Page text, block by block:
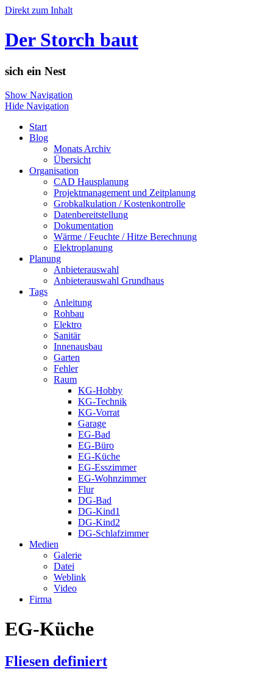
Direkt zum Inhalt
Der Storch baut
sich ein Nest
Show Navigation
Hide Navigation
Start
Blog
Monats Archiv
Übersicht
Organisation
CAD Hausplanung
Projektmanagement und Zeitplanung
Grobkalkulation / Kostenkontrolle
Datenbereitstellung
Dokumentation
Wärme / Feuchte / Hitze Berechnung
Elektroplanung
Planung
Anbieterauswahl
Anbieterauswahl Grundhaus
Tags
Anleitung
Rohbau
Elektro
Sanitär
Innenausbau
Garten
Fehler
Raum
KG-Hobby
KG-Technik
KG-Vorrat
Garage
EG-Bad
EG-Büro
EG-Küche
EG-Esszimmer
EG-Wohnzimmer
Flur
DG-Bad
DG-Kind1
DG-Kind2
DG-Schlafzimmer
Medien
Galerie
Datei
Weblink
Video
Firma
EG-Küche
Fliesen definiert